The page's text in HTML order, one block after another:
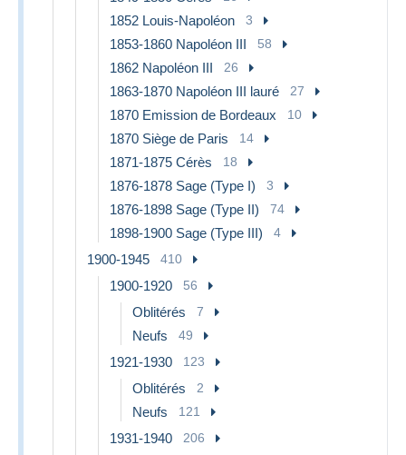
1852 Louis-Napoléon 3
1853-1860 Napoléon III 58
1862 Napoléon III 26
1863-1870 Napoléon III lauré 27
1870 Emission de Bordeaux 10
1870 Siège de Paris 14
1871-1875 Cérès 18
1876-1878 Sage (Type I) 3
1876-1898 Sage (Type II) 74
1898-1900 Sage (Type III) 4
1900-1945 410
1900-1920 56
Oblitérés 7
Neufs 49
1921-1930 123
Oblitérés 2
Neufs 121
1931-1940 206